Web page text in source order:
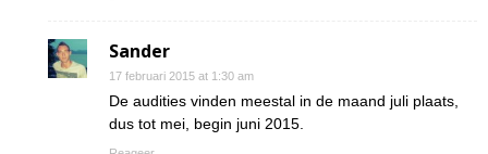
Sander
17 februari 2015 at 1:30 am
De audities vinden meestal in de maand juli plaats,
dus tot mei, begin juni 2015.